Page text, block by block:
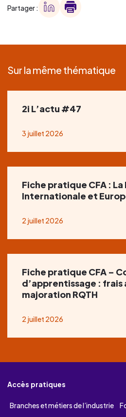
Partager :
Sur la même thématique
2i L’actu #47
3 juillet 2026
Fiche pratique CFA :
Internationale et
2 juillet 2026
Fiche pratique CFA –
d’apprentissage : frais
majoration RQTH
2 juillet 2026
Accès pratiques
Branches et métiers de l’industrie